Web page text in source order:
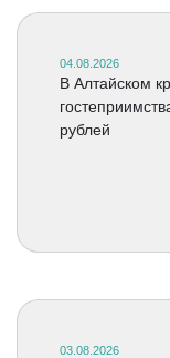
04.08.2026
В Алтайском
рублей
03.08.2026